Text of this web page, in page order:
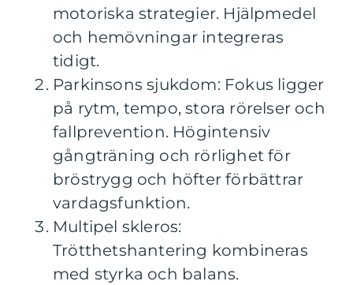
motoriska strategier. Hjälpmedel
och hemövningar integreras
tidigt.
Parkinsons sjukdom: Fokus ligger
på rytm, tempo, stora rörelser och
fallprevention. Högintensiv
gångträning och rörlighet för
bröstrygg och höfter förbättrar
vardagsfunktion.
Multipel skleros:
Trötthetshantering kombineras
med styrka och balans.